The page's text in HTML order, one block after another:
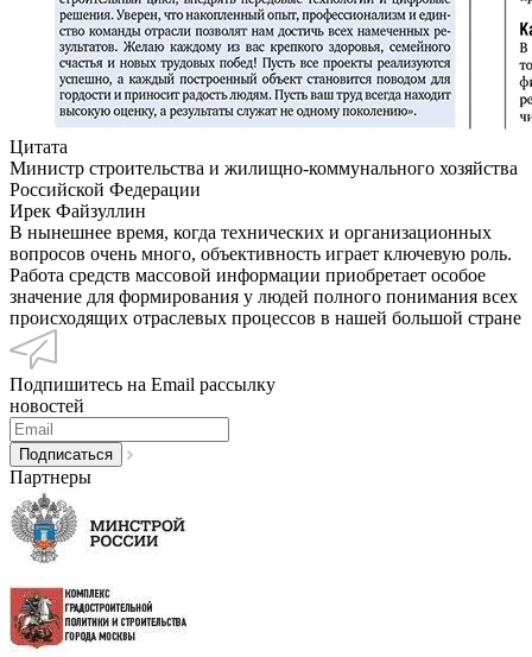
Цитата
Министр строительства и жилищно-коммунального хозяйства
Российской Федерации
Ирек Файзуллин
В нынешнее время, когда технических и организационных
вопросов очень много, объективность играет ключевую роль.
Работа средств массовой информации приобретает особое
значение для формирования у людей полного понимания всех
происходящих отраслевых процессов в нашей большой стране
Подпишитесь на Email рассылку
новостей
Партнеры